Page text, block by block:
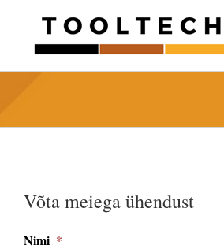
content
Võta meiega ühendust
Nimi *